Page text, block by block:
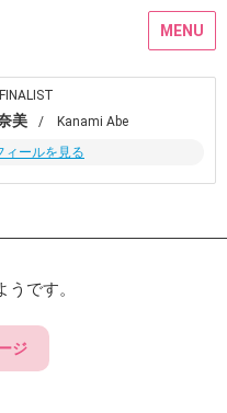
MENU
美
/ Kanami Abe
ィールを見る
です。
ジ